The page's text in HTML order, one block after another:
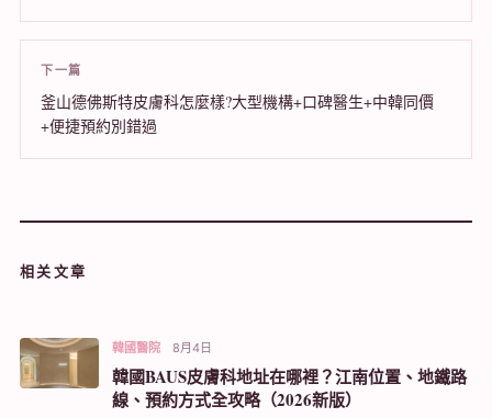
下一篇
釜山德佛斯特皮膚科怎麼樣?大型機構+口碑醫生+中韓同價
+便捷預約別錯過
相关文章
韓國醫院 8月4日
韓國BAUS皮膚科地址在哪裡？江南位置、地鐵路
線、預約方式全攻略（2026新版）